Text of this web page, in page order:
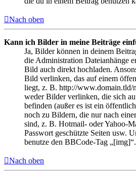
Nach oben
Kann ich Bilder in meine Beiträge
Ja, Bilder können in deinem
die Administration Dateianhänge
Bild auch direkt hochladen.
Bild verlinken, das auf einem
liegt, z. B. http://www.domain.tld/
weder Bilder verlinken, die sich
befinden (außer es ist ein
noch zu Bildern, die nur nach
sind, z. B. Hotmail- oder Yahoo-
Passwort geschützte Seiten usw.
benutze den BBCode-Tag „[img]“.
Nach oben